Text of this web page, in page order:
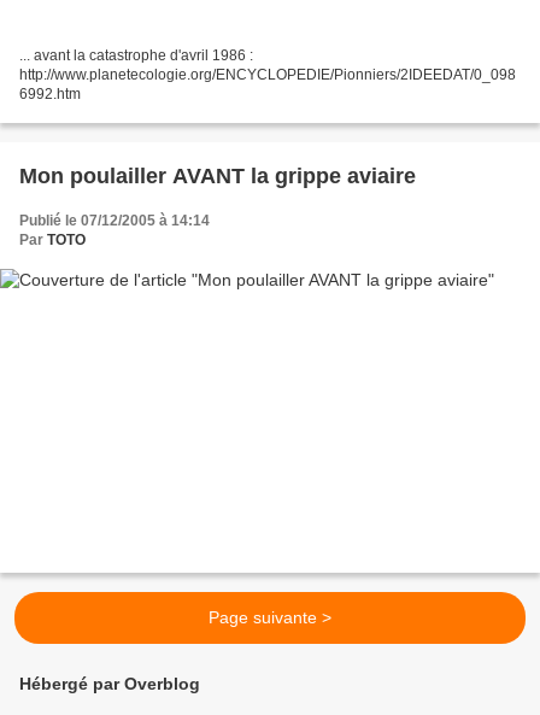
... avant la catastrophe d'avril 1986 :
http://www.planetecologie.org/ENCYCLOPEDIE/Pionniers/2IDEEDAT/0_098
6992.htm
Mon poulailler AVANT la grippe aviaire
Publié le 07/12/2005 à 14:14
Par TOTO
Page suivante >
Hébergé par Overblog